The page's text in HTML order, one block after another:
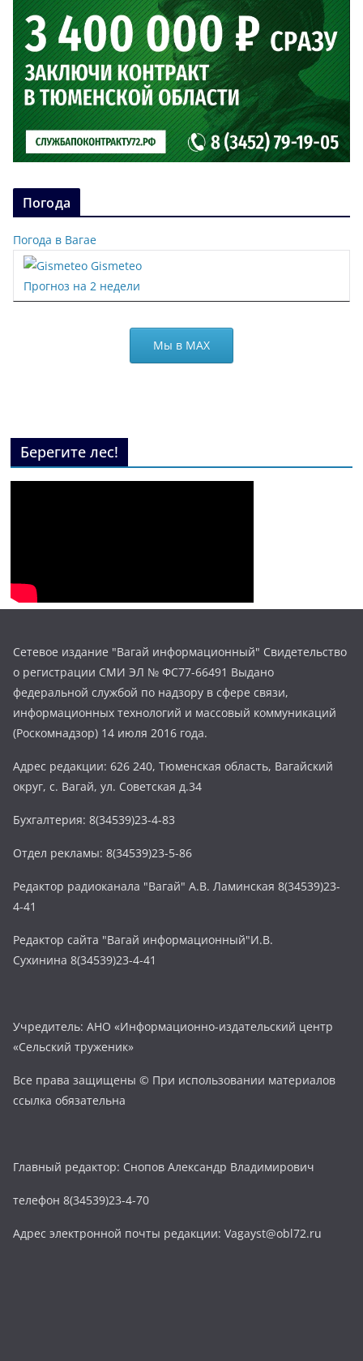
Погода
Погода в Вагае
Gismeteo
Прогноз на 2 недели
Мы в МАХ
Берегите лес!
Сетевое издание "Вагай информационный" Свидетельство
о регистрации СМИ ЭЛ № ФС77-66491 Выдано
федеральной службой по надзору в сфере связи,
информационных технологий и массовый коммуникаций
(Роскомнадзор) 14 июля 2016 года.
Адрес редакции: 626 240, Тюменская область, Вагайский
округ, с. Вагай, ул. Советская д.34
Бухгалтерия: 8(34539)23-4-83
Отдел рекламы: 8(34539)23-5-86
Редактор радиоканала "Вагай" А.В. Ламинская 8(34539)23-
4-41
Редактор сайта "Вагай информационный"И.В.
Сухинина 8(34539)23-4-41
Учредитель: АНО «Информационно-издательский центр
«Сельский труженик»
Все права защищены © При использовании материалов
ссылка обязательна
Главный редактор: Снопов Александр Владимирович
телефон 8(34539)23-4-70
Адрес электронной почты редакции: Vagayst@obl72.ru